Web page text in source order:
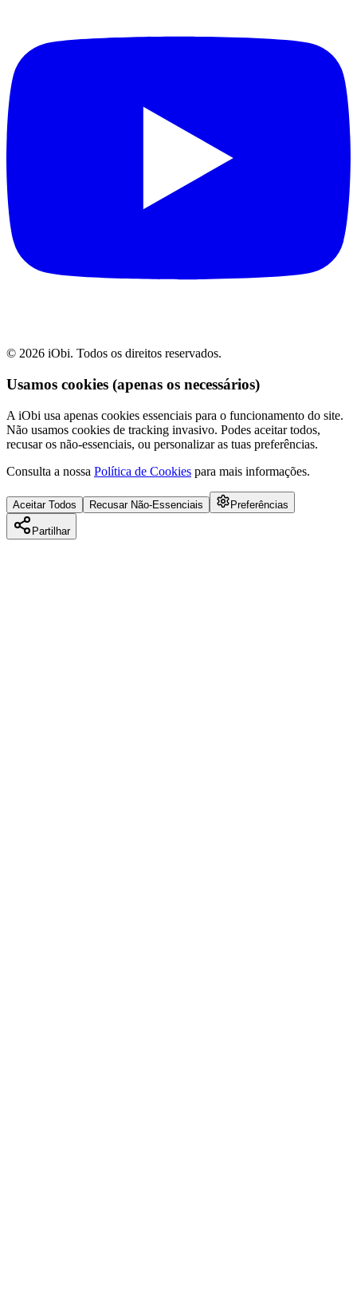
© 2026 iObi. Todos os direitos reservados.
Usamos cookies (apenas os necessários)
A iObi usa apenas cookies essenciais para o funcionamento do site.
Não usamos cookies de tracking invasivo. Podes aceitar todos,
recusar os não-essenciais, ou personalizar as tuas preferências.
Consulta a nossa Política de Cookies para mais informações.
Aceitar Todos Recusar Não-Essenciais Preferências
Partilhar